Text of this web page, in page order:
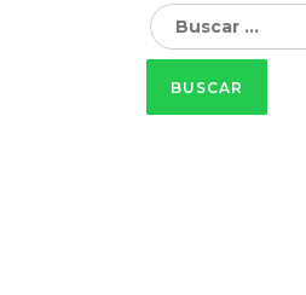
Buscar: